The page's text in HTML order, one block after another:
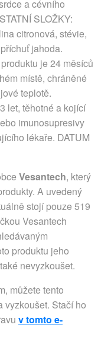
a cévního
SLOŽKY:
citronová, stévie,
jahoda.
je 24 měsíců
místě, chráněné
teplotě.
let, těhotné a kojící
imunosupresivy
lékaře. DATUM
Vesantech, který
A uvedený
stojí pouze 519
Vesantech
produktu jeho
nevyzkoušet.
můžete tento
vyzkoušet. Stačí ho
v tomto e-